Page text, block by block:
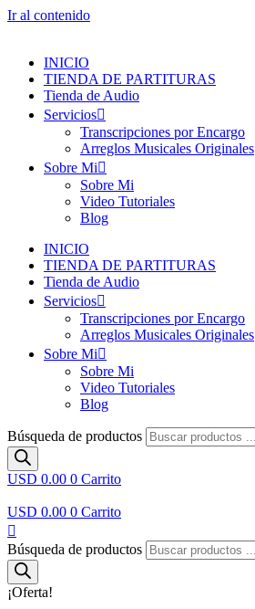
Ir al contenido
INICIO
TIENDA DE PARTITURAS
Tienda de Audio
Servicios
Transcripciones por Encargo
Arreglos Musicales Originales
Sobre Mi
Sobre Mi
Video Tutoriales
Blog
INICIO
TIENDA DE PARTITURAS
Tienda de Audio
Servicios
Transcripciones por Encargo
Arreglos Musicales Originales
Sobre Mi
Sobre Mi
Video Tutoriales
Blog
Búsqueda de productos
USD 0.00 0 Carrito
USD 0.00 0 Carrito
Búsqueda de productos
¡Oferta!